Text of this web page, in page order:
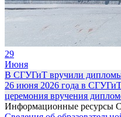
29
Июня
В СГУГиТ вручили дипломы
26 июня 2026 года в
церемония вручения
Информационные ресурсы